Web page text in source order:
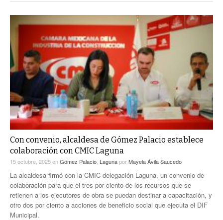
Con convenio, alcaldesa de Gómez Palacio establece
colaboración con CMIC Laguna
15 octubre, 2025enGómez Palacio LagunaporMayela Ávila Saucedo
La alcaldesa firmó con la CMIC delegación Laguna, un convenio de
colaboración para que el tres por ciento de los recursos que se
retienen a los ejecutores de obra se puedan destinar a capacitación, y
otro dos por ciento a acciones de beneficio social que ejecuta el DIF
Municipal.